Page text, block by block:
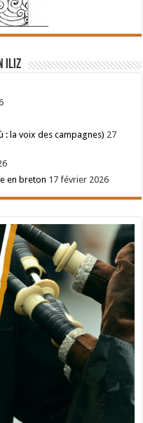
Iliz
: la voix des campagnes) 27
en breton 17 février 2026